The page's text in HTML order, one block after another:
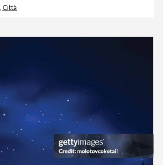
Città